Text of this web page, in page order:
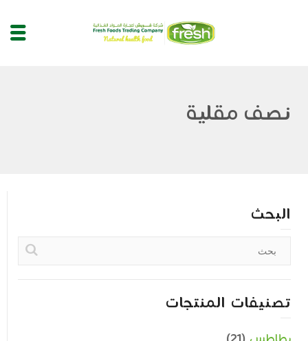
نصف مقلية
البحث
تصنيفات المنتجات